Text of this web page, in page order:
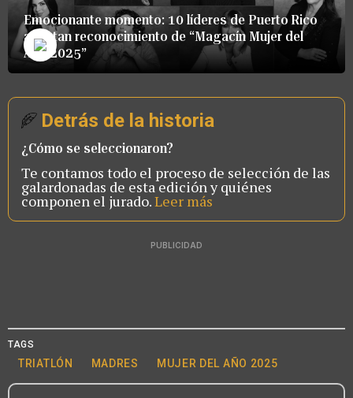
Emocionante momento: 10 líderes de Puerto Rico
aceptan reconocimiento de “Magacín Mujer del
Año 2025”
Detrás de la historia
¿Cómo se seleccionaron?
Te contamos todo el proceso de selección de las
galardonadas de esta edición y quiénes
componen el jurado.Leer más
PUBLICIDAD
TAGS
TRIATLÓN MADRES MUJER DEL AÑO 2025